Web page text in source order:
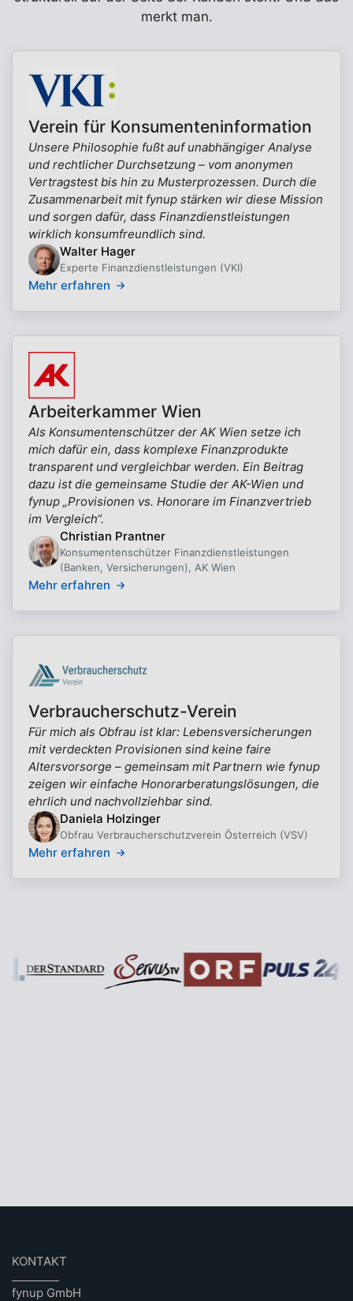
merkt man.
Verein für Konsumenteninformation
Unsere Philosophie fußt auf unabhängiger Analyse
und rechtlicher Durchsetzung – vom anonymen
Vertragstest bis hin zu Musterprozessen. Durch die
Zusammenarbeit mit fynup stärken wir diese Mission
und sorgen dafür, dass Finanzdienstleistungen
wirklich konsumfreundlich sind.
Walter Hager
Experte Finanzdienstleistungen (VKI)
Mehr erfahren
Arbeiterkammer Wien
Als Konsumentenschützer der AK Wien setze ich
mich dafür ein, dass komplexe Finanzprodukte
transparent und vergleichbar werden. Ein Beitrag
dazu ist die gemeinsame Studie der AK-Wien und
fynup „Provisionen vs. Honorare im Finanzvertrieb
im Vergleich“.
Christian Prantner
Konsumentenschützer Finanzdienstleistungen
(Banken, Versicherungen), AK Wien
Mehr erfahren
Verbraucherschutz-Verein
Für mich als Obfrau ist klar: Lebensversicherungen
mit verdeckten Provisionen sind keine faire
Altersvorsorge – gemeinsam mit Partnern wie fynup
zeigen wir einfache Honorarberatungslösungen, die
ehrlich und nachvollziehbar sind.
Daniela Holzinger
Obfrau Verbraucherschutzverein Österreich (VSV)
Mehr erfahren
KONTAKT
fynup GmbH